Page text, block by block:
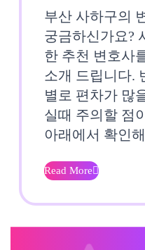
부산 사하구의
궁금하신가요?
한 추천 변호사
소개 드립니다.
별로 편차가 많
실때 주의할 점
아래에서 확인
Read More
Read